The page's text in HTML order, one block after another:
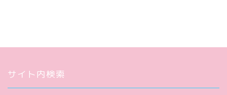
サイト内検索